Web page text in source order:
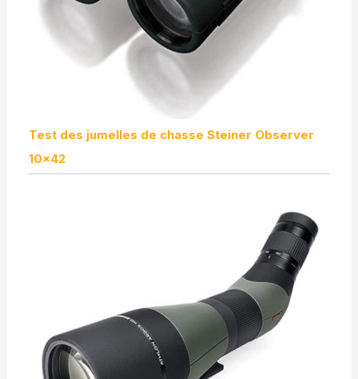
Test des jumelles de chasse Steiner Observer
10×42